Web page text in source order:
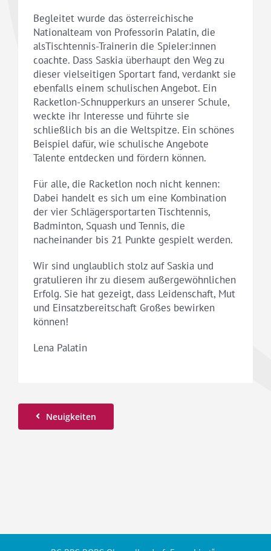
Begleitet wurde das österreichische
Nationalteam von Professorin Palatin, die
alsTischtennis-Trainerin die Spieler:innen
coachte. Dass Saskia überhaupt den Weg zu
dieser vielseitigen Sportart fand, verdankt sie
ebenfalls einem schulischen Angebot. Ein
Racketlon-Schnupperkurs an unserer Schule,
weckte ihr Interesse und führte sie
schließlich bis an die Weltspitze. Ein schönes
Beispiel dafür, wie schulische Angebote
Talente entdecken und fördern können.
Für alle, die Racketlon noch nicht kennen:
Dabei handelt es sich um eine Kombination
der vier Schlägersportarten Tischtennis,
Badminton, Squash und Tennis, die
nacheinander bis 21 Punkte gespielt werden.
Wir sind unglaublich stolz auf Saskia und
gratulieren ihr zu diesem außergewöhnlichen
Erfolg. Sie hat gezeigt, dass Leidenschaft, Mut
und Einsatzbereitschaft Großes bewirken
können!
Lena Palatin
Neuigkeiten